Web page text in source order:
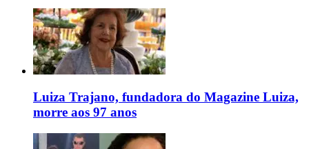
Luiza Trajano, fundadora do Magazine Luiza,
morre aos 97 anos